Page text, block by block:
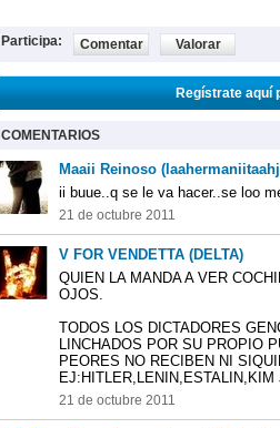
Participa: Comentar Valorar
Regístrate aquí
COMENTARIOS
Maaii Reinoso
ii buue..q se le va hacer..se loo
21 de octubre 2011
V FOR VENDETTA (DELTA)
QUIEN LA MANDA A VER
OJOS.
TODOS LOS DICTADORES
LINCHADOS POR SU PROPIO
PEORES NO RECIBEN NI
21 de octubre 2011